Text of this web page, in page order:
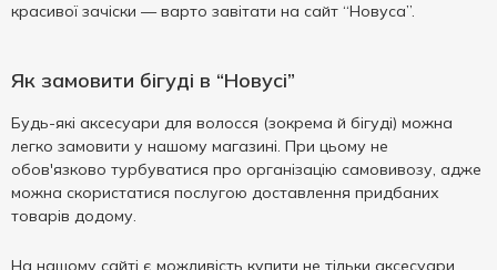
красивої зачіски — варто завітати на сайт “Новуса”.
Як замовити бігуді в “Новусі”
Будь-які аксесуари для волосся (зокрема й бігуді) можна
легко замовити у нашому магазині. При цьому не
обов'язково турбуватися про організацію самовивозу, адже
можна скористатися послугою доставлення придбаних
товарів додому.
На нашому сайті є можливість купити не тільки аксесуари